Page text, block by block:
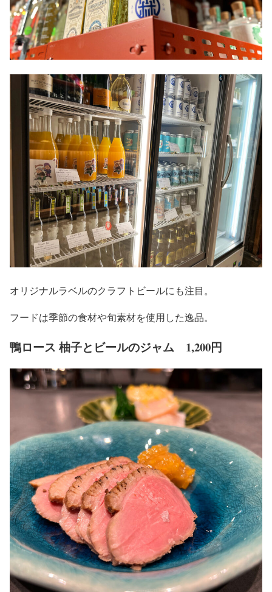
オリジナルラベルのクラフトビールにも注目。
フードは季節の食材や旬素材を使用した逸品。
鴨ロース 柚子とビールのジャム 1,200円